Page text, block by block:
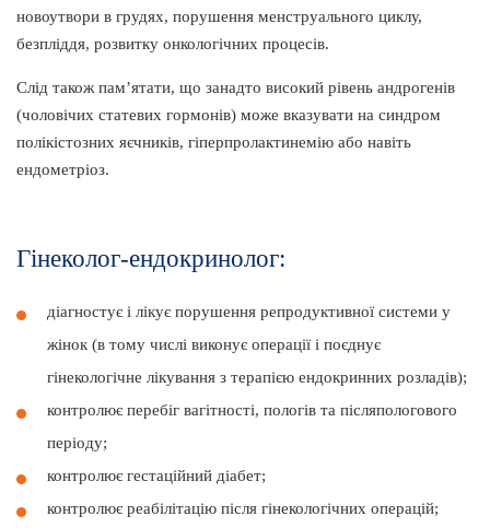
новоутвори в грудях, порушення менструального циклу,
безпліддя, розвитку онкологічних процесів.
Слід також пам’ятати, що занадто високий рівень андрогенів
(чоловічих статевих гормонів) може вказувати на синдром
полікістозних яєчників, гіперпролактинемію або навіть
ендометріоз.
Гінеколог-ендокринолог:
діагностує і лікує порушення репродуктивної системи у
жінок (в тому числі виконує операції і поєднує
гінекологічне лікування з терапією ендокринних розладів);
контролює перебіг вагітності, пологів та післяпологового
періоду;
контролює гестаційний діабет;
контролює реабілітацію після гінекологічних операцій;